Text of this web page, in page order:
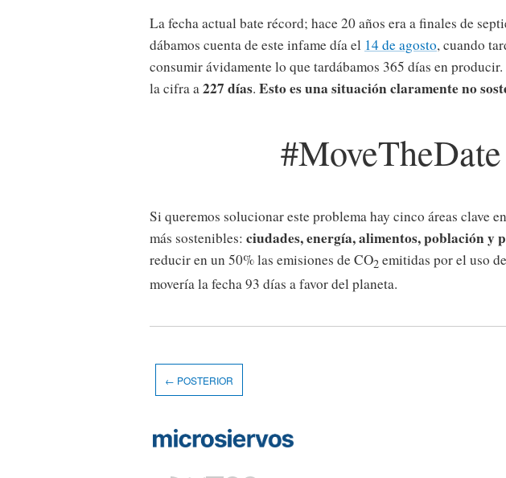
La fecha actual bate récord; hace 20 años era a finales de
dábamos cuenta de este infame día el 14 de agosto, cuando
consumir ávidamente lo que tardábamos 365 días en
la cifra a227 días. Esto es una situación claramente no
#MoveTheDate
Si queremos solucionar este problema hay cinco áreas clave
más sostenibles: ciudades, energía, alimentos, población y
reducir en un 50% las emisiones de CO2 emitidas por el uso
movería la fecha 93 días a favor del planeta.
← POSTERIOR